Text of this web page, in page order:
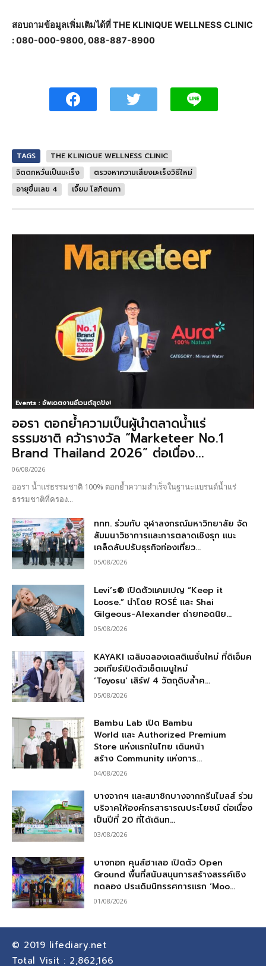
สอบถามข้อมูลเพิ่มเติมได้ที่ THE KLINIQUE WELLNESS CLINIC
: 080-000-9800, 088-887-8900
TAGS
THE KLINIQUE WELLNESS CLINIC
จิตตกหวั่นเป็นมะเร็ง
ตรวจหาความเสี่ยงมะเร็งวิธีใหม่
อายุขึ้นเลข 4
เจี๊ยบ โสภิตนภา
Events : อัพเดตงานอีเวนต์สุดปัง!
ออรา ตอกย้ำความเป็นผู้นำตลาดน้ำแร่
ธรรมชาติ คว้ารางวัล “Marketeer No.1
Brand Thailand 2026” ต่อเนื่อง...
06/08/2026
ออรา น้ำแร่ธรรมชาติ 100% ตอกย้ำความสำเร็จในฐานะแบรนด์น้ำแร่
ธรรมชาติที่ครอง...
ททท. ร่วมกับ จุฬาลงกรณ์มหาวิทยาลัย จัด
สัมมนาวิชาการและการตลาดเชิงรุก แนะ
เคล็ดลับปรับธุรกิจท่องเที่ยว...
05/08/2026
Levi’s® เปิดตัวแคมเปญ “Keep it
Loose.” นำโดย ROSÉ และ Shai
Gilgeous-Alexander ถ่ายทอดนิย...
05/08/2026
KAYAKI เฉลิมฉลองเดสติเนชั่นใหม่ ที่ดิเอ็มค
วอเทียร์เปิดตัวเซ็ตเมนูใหม่
‘Toyosu’ เสิร์ฟ 4 วัตถุดิบล้ำค...
05/08/2026
Bambu Lab เปิด Bambu
World และ Authorized Premium
Store แห่งแรกในไทย เดินหน้า
สร้าง Community แห่งการ...
04/08/2026
บางจากฯ และสมาชิกบางจากกรีนไมลส์ ร่วม
บริจาคให้องค์กรสาธารณประโยชน์ ต่อเนื่อง
เป็นปีที่ 20 ที่ได้เดินท...
03/08/2026
บางกอก คุนส์ฮาเลอ เปิดตัว Open
Ground พื้นที่สนับสนุนการสร้างสรรค์เชิง
ทดลอง ประเดิมนิทรรศการแรก ‘Moo...
01/08/2026
© 2019 lifediary.net
Total Visit : 2,862,166